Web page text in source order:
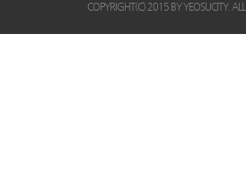
COPYRIGHT(C) 2015 BY YEOSUCITY. ALL